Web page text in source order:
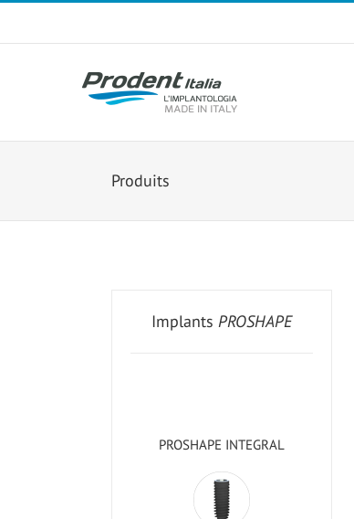
Skip
content
Produits
Implants PROSHAPE
PROSHAPE INTEGRAL